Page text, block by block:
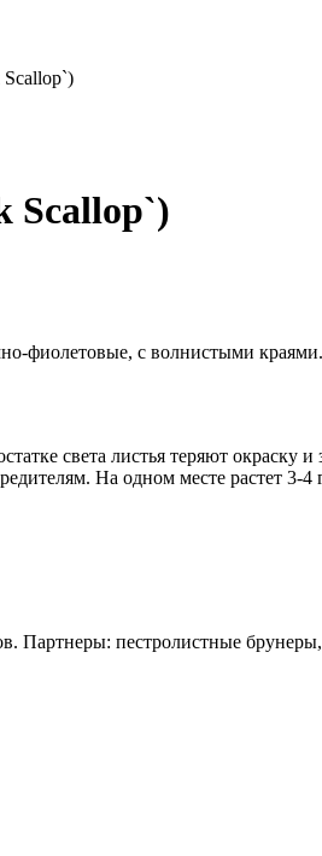
Scallop`)
с волнистыми
света листья теряют окраску
На одном месте растет 3-
пестролистные брунеры,